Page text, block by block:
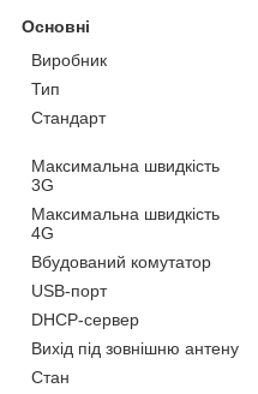
Основні
Виробник
Тип
Стандарт
Максимальна швидкість
3G
Максимальна швидкість
4G
Вбудований комутатор
USB-порт
DHCP-сервер
Вихід під зовнішню антену
Стан